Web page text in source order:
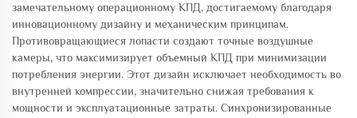
замечательному операционному КПД, достигаемому благодаря
инновационному дизайну и механическим принципам.
Противовращающиеся лопасти создают точные воздушные
камеры, что максимизирует объемный КПД при минимизации
потребления энергии. Этот дизайн исключает необходимость во
внутренней компрессии, значительно снижая требования к
мощности и эксплуатационные затраты. Синхронизированные